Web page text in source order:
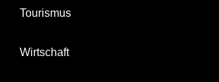
Tourismus
Wirtschaft